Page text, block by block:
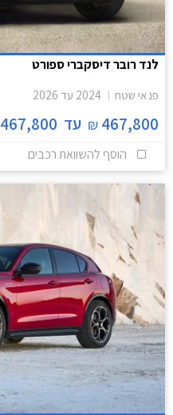
לנד רובר דיסקברי ספורט
פנאי שטח 2024 עד 2026
467,800
₪ עד 467,800
הוסף להשוואת רכבים